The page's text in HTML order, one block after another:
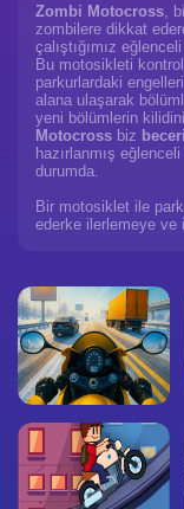
Zombi Motocross,
zombilere dikkat
çalıştığımız
Bu motosikleti
parkurlardaki
alana ulaşarak
yeni bölümlerin
Motocross biz
hazırlanmış
durumda.
Bir motosiklet ile
ederke ilerlemeye ve